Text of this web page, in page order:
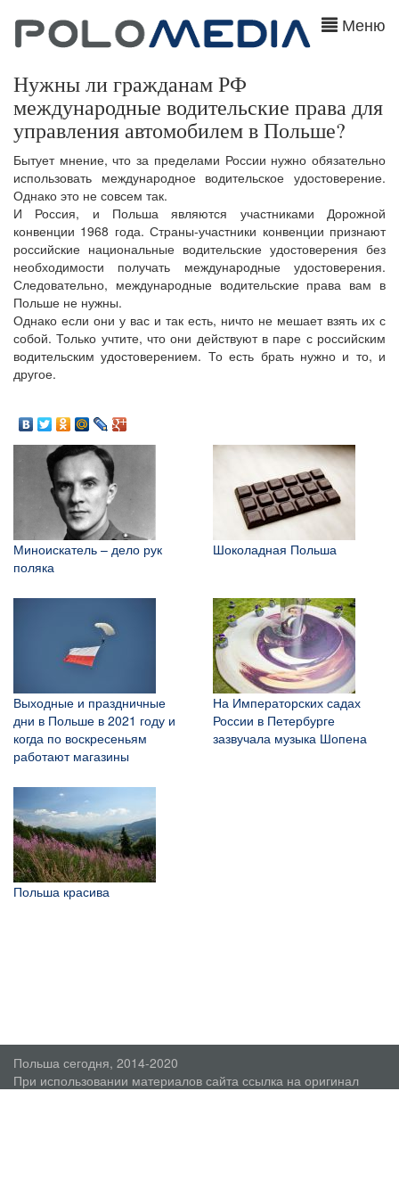
Меню
Нужны ли гражданам РФ
международные водительские права для
управления автомобилем в Польше?
Бытует мнение, что за пределами России нужно обязательно
использовать международное водительское удостоверение.
Однако это не совсем так.
И Россия, и Польша являются участниками Дорожной
конвенции 1968 года. Страны-участники конвенции признают
российские национальные водительские удостоверения без
необходимости получать международные удостоверения.
Следовательно, международные водительские права вам в
Польше не нужны.
Однако если они у вас и так есть, ничто не мешает взять их с
собой. Только учтите, что они действуют в паре с российским
водительским удостоверением. То есть брать нужно и то, и
другое.
Миноискатель – дело рук
поляка
Шоколадная Польша
Выходные и праздничные
дни в Польше в 2021 году и
когда по воскресеньям
работают магазины
На Императорских садах
России в Петербурге
зазвучала музыка Шопена
Польша красива
Польша сегодня, 2014-2020
При использовании материалов сайта ссылка на оригинал